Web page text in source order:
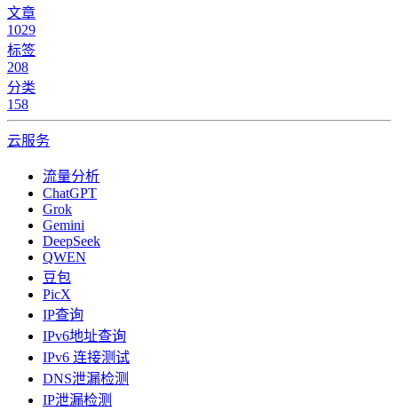
文章
1029
标签
208
分类
158
云服务
流量分析
ChatGPT
Grok
Gemini
DeepSeek
QWEN
豆包
PicX
IP查询
IPv6地址查询
IPv6 连接测试
DNS泄漏检测
IP泄漏检测